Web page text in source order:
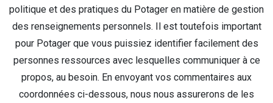
politique et des pratiques du Potager en matière de gestion
des renseignements personnels. Il est toutefois important
pour Potager que vous puissiez identifier facilement des
personnes ressources avec lesquelles communiquer à ce
propos, au besoin. En envoyant vos commentaires aux
coordonnées ci-dessous, nous nous assurerons de les